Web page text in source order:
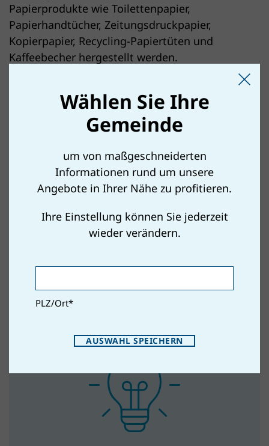
Papierprodukte wie Toilettenpapier,
Papierhandtücher, Zeitungsdruckpapier,
Kopierpapier, Recycling-Papiertüten und
Kaffeebecher hergestellt werden.
Wählen Sie Ihre
Gemeinde
um von maßgeschneiderten
Informationen rund um unsere
Angebote in Ihrer Nähe zu profitieren.
Ihre Einstellung können Sie jederzeit
wieder verändern.
PLZ/Ort*
AUSWAHL SPEICHERN